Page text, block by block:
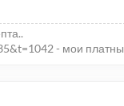
- мои